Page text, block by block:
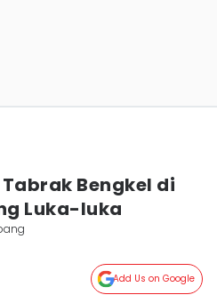
Bengkel di
Luka-luka
Add Us on Google